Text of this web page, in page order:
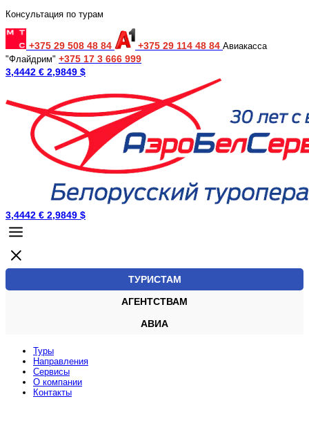
Консультация по турам
+375 29 508 48 84 +375 29 114 48 84 Авиакасса
"Флайдрим" +375 17 3 666 999
3,4442 € 2,9849 $
3,4442 € 2,9849 $
ТУРИСТАМ
АГЕНТСТВАМ
АВИА
Туры
Направления
Сервисы
O компании
Контакты